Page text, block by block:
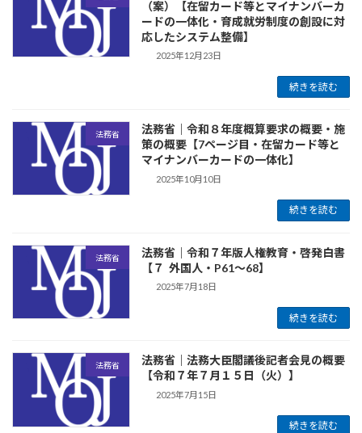
（案）【在留カード等とマイナンバーカ
ードの一体化・育成就労制度の創設に対
応したシステム整備】
2025年12月23日
続きを読む
法務省
法務省｜令和８年度概算要求の概要・施
策の概要【7ページ目・在留カード等と
マイナンバーカードの一体化】
2025年10月10日
続きを読む
法務省
法務省｜令和７年版人権教育・啓発白書
【７ 外国人・P61～68】
2025年7月18日
続きを読む
法務省
法務省｜法務大臣閣議後記者会見の概要
【令和７年７月１５日（火）】
2025年7月15日
続きを読む